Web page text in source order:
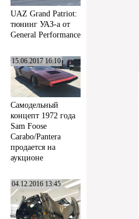
UAZ Grand Patriot:
тюнинг УАЗ-а от
General Performance
15.06.2017 16:10
Самодельный
концепт 1972 года
Sam Foose
Carabo/Pantera
продается на
аукционе
04.12.2016 13:45